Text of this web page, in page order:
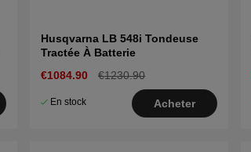
Husqvarna LB 548i Tondeuse
Tractée À Batterie
€1084.90
€1230.90
En stock Acheter